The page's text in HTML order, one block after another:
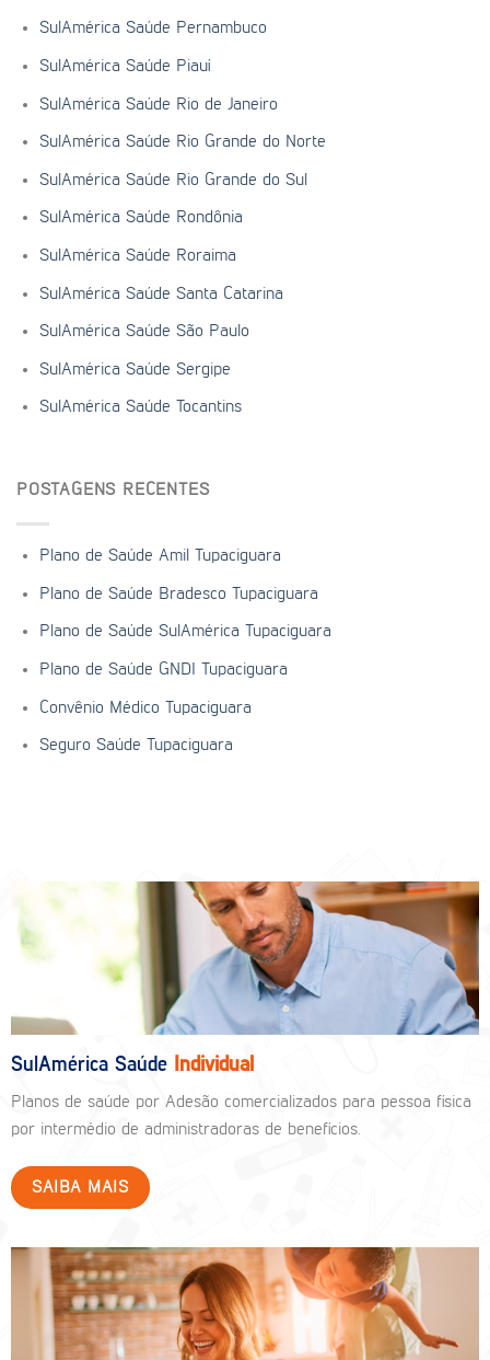
SulAmérica Saúde Pernambuco
SulAmérica Saúde Piauí
SulAmérica Saúde Rio de Janeiro
SulAmérica Saúde Rio Grande do Norte
SulAmérica Saúde Rio Grande do Sul
SulAmérica Saúde Rondônia
SulAmérica Saúde Roraima
SulAmérica Saúde Santa Catarina
SulAmérica Saúde São Paulo
SulAmérica Saúde Sergipe
SulAmérica Saúde Tocantins
POSTAGENS RECENTES
Plano de Saúde Amil Tupaciguara
Plano de Saúde Bradesco Tupaciguara
Plano de Saúde SulAmérica Tupaciguara
Plano de Saúde GNDI Tupaciguara
Convênio Médico Tupaciguara
Seguro Saúde Tupaciguara
SulAmérica Saúde Individual
Planos de saúde por Adesão comercializados para pessoa física
por intermédio de administradoras de benefícios.
SAIBA MAIS